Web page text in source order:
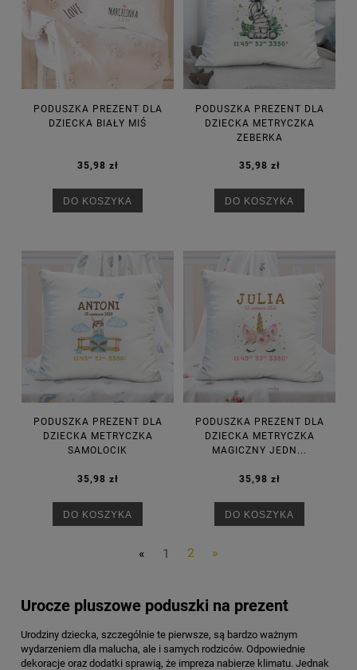
PODUSZKA PREZENT DLA
DZIECKA BIAŁY MIŚ
35,98 zł
DO KOSZYKA
PODUSZKA PREZENT DLA
DZIECKA METRYCZKA
ZEBERKA
35,98 zł
DO KOSZYKA
PODUSZKA PREZENT DLA
DZIECKA METRYCZKA
SAMOLOCIK
35,98 zł
DO KOSZYKA
PODUSZKA PREZENT DLA
DZIECKA METRYCZKA
MAGICZNY JEDN...
35,98 zł
DO KOSZYKA
« 1 2 »
Urocze pluszowe poduszki na prezent
Urodziny dziecka, szczególnie te pierwsze, są bardzo ważnym
wydarzeniem dla malucha, ale i samych rodziców. Odpowiednie
dekoracje oraz dodatki sprawią, że impreza nabierze klimatu. Jednak